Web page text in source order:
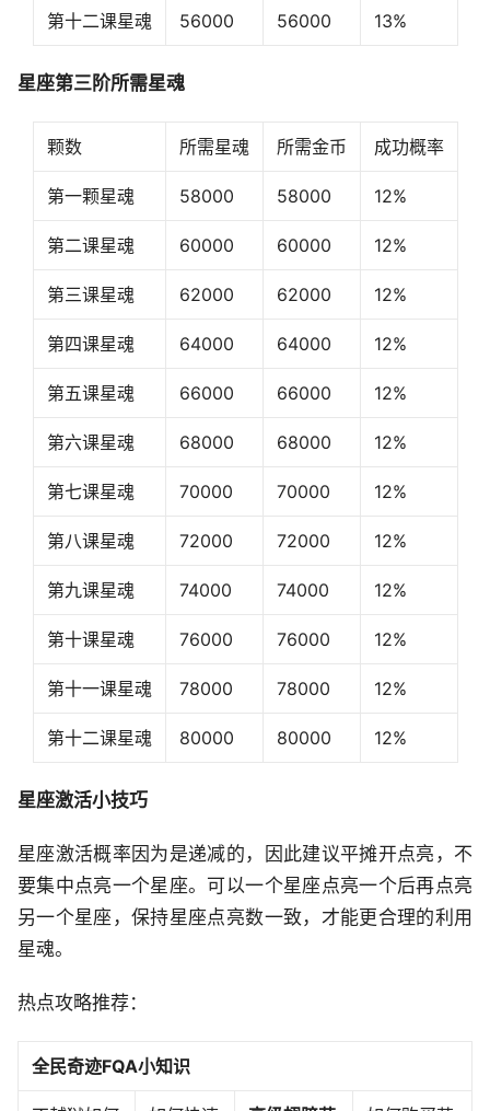
第十二课星魂 56000 56000 13%
星座第三阶所需星魂
颗数 所需星魂 所需金币 成功概率
第一颗星魂 58000 58000 12%
第二课星魂 60000 60000 12%
第三课星魂 62000 62000 12%
第四课星魂 64000 64000 12%
第五课星魂 66000 66000 12%
第六课星魂 68000 68000 12%
第七课星魂 70000 70000 12%
第八课星魂 72000 72000 12%
第九课星魂 74000 74000 12%
第十课星魂 76000 76000 12%
第十一课星魂 78000 78000 12%
第十二课星魂 80000 80000 12%
星座激活小技巧
星座激活概率因为是递减的，因此建议平摊开点亮，不
要集中点亮一个星座。可以一个星座点亮一个后再点亮
另一个星座，保持星座点亮数一致，才能更合理的利用
星魂。
热点攻略推荐：
全民奇迹FQA小知识